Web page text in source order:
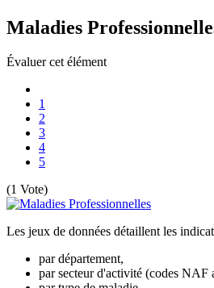
Maladies
Évaluer cet élément
1
2
3
4
5
(1 Vote)
Les jeux de données détaillent les
par département,
par secteur d'activité (codes NAF